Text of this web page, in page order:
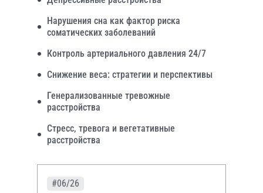
Нарушения сна как фактор риска
соматических заболеваний
Контроль артериального давления 24/7
Снижение веса: стратегии и перспективы
Генерализованные тревожные
расстройства
Стресс, тревога и вегетативные
расстройства
#06/26